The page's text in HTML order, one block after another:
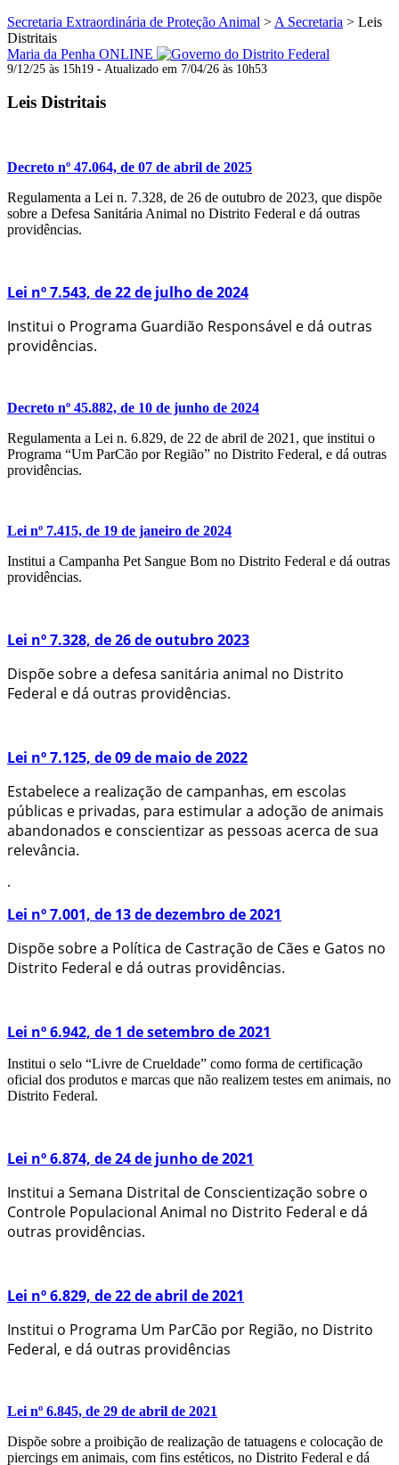
Secretaria Extraordinária de Proteção Animal > A Secretaria > Leis
Distritais
Maria da Penha ONLINE
9/12/25 às 15h19 - Atualizado em 7/04/26 às 10h53
Leis Distritais
Decreto nº 47.064, de 07 de abril de 2025
Regulamenta a Lei n. 7.328, de 26 de outubro de 2023, que dispõe
sobre a Defesa Sanitária Animal no Distrito Federal e dá outras
providências.
Lei nº 7.543, de 22 de julho de 2024
Institui o Programa Guardião Responsável e dá outras
providências.
Decreto nº 45.882, de 10 de junho de 2024
Regulamenta a Lei n. 6.829, de 22 de abril de 2021, que institui o
Programa “Um ParCão por Região” no Distrito Federal, e dá outras
providências.
Lei nº 7.415, de 19 de janeiro de 2024
Institui a Campanha Pet Sangue Bom no Distrito Federal e dá outras
providências.
Lei nº 7.328, de 26 de outubro 2023
Dispõe sobre a defesa sanitária animal no Distrito
Federal e dá outras providências.
Lei nº 7.125, de 09 de maio de 2022
Estabelece a realização de campanhas, em escolas
públicas e privadas, para estimular a adoção de animais
abandonados e conscientizar as pessoas acerca de sua
relevância.
.
Lei nº 7.001, de 13 de dezembro de 2021
Dispõe sobre a Política de Castração de Cães e Gatos no
Distrito Federal e dá outras providências.
Lei nº 6.942, de 1 de setembro de 2021
Institui o selo “Livre de Crueldade” como forma de certificação
oficial dos produtos e marcas que não realizem testes em animais, no
Distrito Federal.
Lei nº 6.874, de 24 de junho de 2021
Institui a Semana Distrital de Conscientização sobre o
Controle Populacional Animal no Distrito Federal e dá
outras providências.
Lei nº 6.829, de 22 de abril de 2021
Institui o Programa Um ParCão por Região, no Distrito
Federal, e dá outras providências
Lei nº 6.845, de 29 de abril de 2021
Dispõe sobre a proibição de realização de tatuagens e colocação de
piercings em animais, com fins estéticos, no Distrito Federal e dá